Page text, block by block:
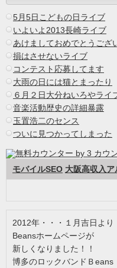
5月5日こどもの日ライブ
いよいよ2013長崎ライブ
あけましておめでとうござ
損はさせないライブ
コンテスト応募してます
大雨の日には猫とまったり
６月２日大分ねいろやライ
音楽活動歴史の詳細暴露
玉置浩二のセンス
ついに見つかってしまった
モバイルSEO 大阪高収入ア
2012年・・・１月吉日より
Beansホームページが
新しくなりました！！
博多のロックバンドＢeans